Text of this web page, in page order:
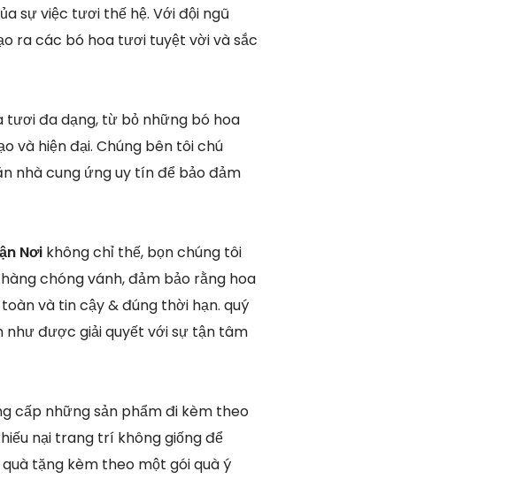
sự việc tươi thế hệ. Với đội ngũ
ra các bó hoa tươi tuyệt vời và sắc
tươi đa dạng, từ bỏ những bó hoa
và hiện đại. Chúng bên tôi chú
nhà cung ứng uy tín để bảo đảm
Nơi không chỉ thế, bọn chúng tôi
chóng vánh, đảm bảo rằng hoa
và tin cậy & đúng thời hạn. quý
được giải quyết với sự tận tâm
cấp những sản phẩm đi kèm theo
nại trang trí không giống để
tặng kèm theo một gói quà ý